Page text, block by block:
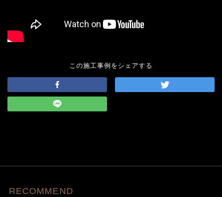
この施工事例をシェアする
RECOMMEND